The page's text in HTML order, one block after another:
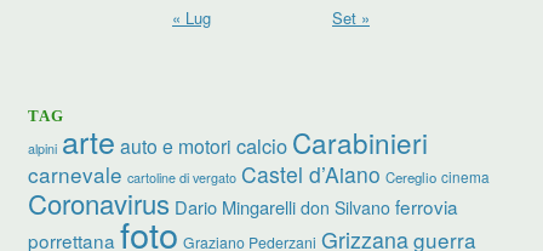
« Lug
Set »
TAG
alpini arte auto e motori calcio Carabinieri
carnevale cartoline di vergato Castel d’Aiano Cereglio cinema
Coronavirus Dario Mingarelli don Silvano ferrovia
porrettana foto Graziano Pederzani Grizzanaguerra